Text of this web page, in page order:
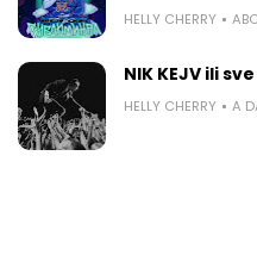
HELLY CHERRY
NIK KEJV ili
HELLY CHERRY A